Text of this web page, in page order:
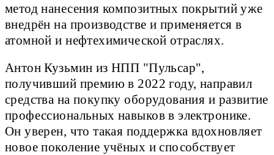
метод нанесения композитных покрытий уже
внедрён на производстве и применяется в
атомной и нефтехимической отраслях.
Антон Кузьмин из НПП "Пульсар",
получивший премию в 2022 году, направил
средства на покупку оборудования и развитие
профессиональных навыков в электронике.
Он уверен, что такая поддержка вдохновляет
новое поколение учёных и способствует